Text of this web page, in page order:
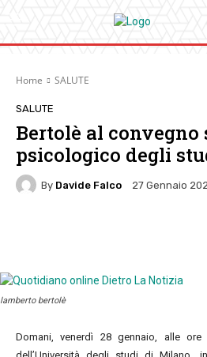
Home SALUTE
SALUTE
Bertolè al convegno
psicologico degli
By Davide Falco 27 Gennaio
lamberto bertolè
Domani, venerdì 28 gennaio, alle ore